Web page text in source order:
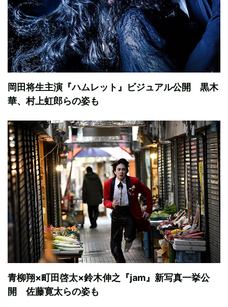
岡田将生主演『ハムレット』ビジュアル公開 黒木
華、村上虹郎らの姿も
青柳翔×町田啓太×鈴木伸之『jam』新写真一挙公
開 佐藤寛太らの姿も